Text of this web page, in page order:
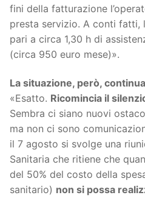
fini della fatturazione
presta servizio. A conti fatti,
pari a circa 1,30 h di
(circa 950 euro mese)».
La situazione, però,
«Esatto. Ricomincia il
Sembra ci siano nuovi
ma non ci sono
il 7 agosto si svolge una
Sanitaria che ritiene che
del 50% del costo della
sanitario) non si possa